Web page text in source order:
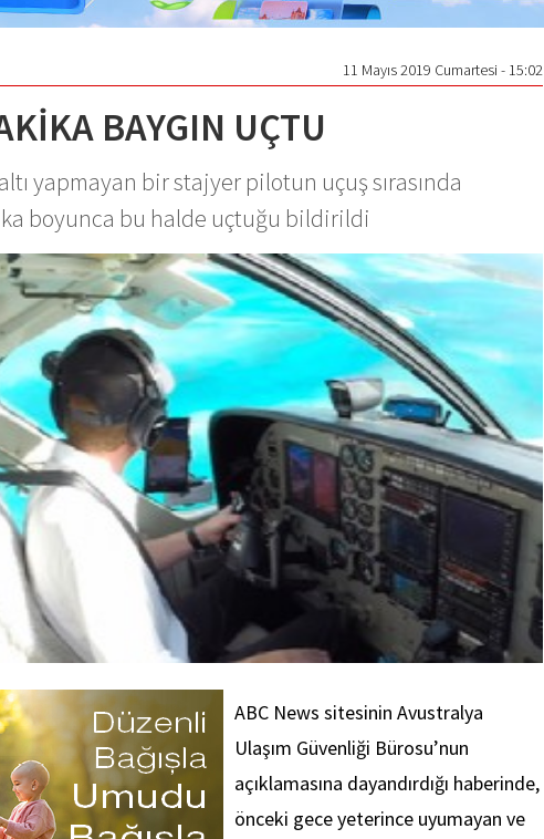
11 Mayıs 2019 Cumartesi - 15:02
BAYGIN UÇTU
yapmayan bir stajyer pilotun uçuş sırasında
boyunca bu halde uçtuğu bildirildi
ABC News sitesinin Avustralya
Ulaşım Güvenliği Bürosu’nun
açıklamasına dayandırdığı haberinde,
önceki gece yeterince uyumayan ve